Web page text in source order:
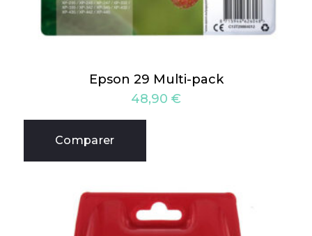
Epson 29 Multi-pack
48,90 €
Comparer